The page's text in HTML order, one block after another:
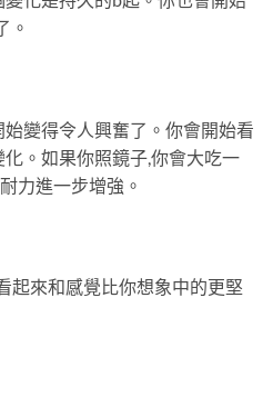
。
始變得令人興奮了。你會開始看
。如果你照鏡子,你會大吃一
力進一步增強。
起來和感覺比你想象中的更堅